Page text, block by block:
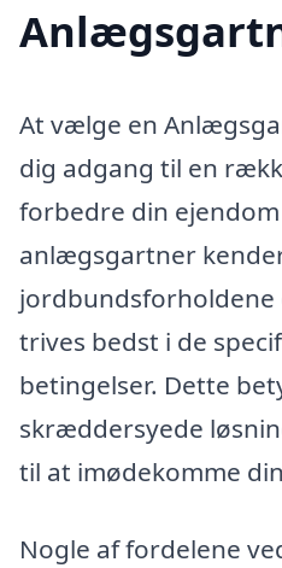
At vælge en
dig adgang til en
forbedre din
anlægsgartner
jordbundsforholdene
trives bedst i de
betingelser. Dette
skræddersyede
til at imødekomme
Nogle af fordelene